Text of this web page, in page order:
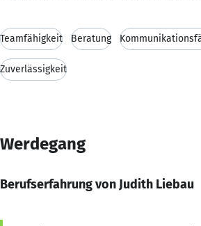
Teamfähigkeit Beratung
Zuverlässigkeit
Werdegang
Berufserfahrung von Judith Liebau